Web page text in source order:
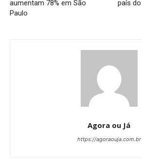
aumentam 78% em São
Paulo
país
Agora ou Já
https://agoraouja.com.br